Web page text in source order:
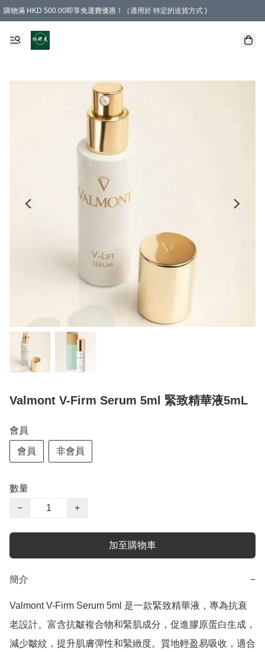
購物滿 HKD 500.00即享免運費優惠！（適用於 特定的送貨方式 )
Valmont V-Firm Serum 5ml 緊致精華液5mL
會員
會員 非會員
數量
−
+
加至購物車
簡介 −
Valmont V-Firm Serum 5ml 是一款緊致精華液，專為抗衰
老設計。富含抗皺複合物和緊肌成分，促進膠原蛋白生成，
減少皺紋，提升肌膚彈性和緊緻度。質地輕盈易吸收，適合